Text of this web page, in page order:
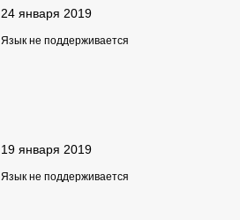
24 января 2019
Язык не поддерживается
19 января 2019
Язык не поддерживается